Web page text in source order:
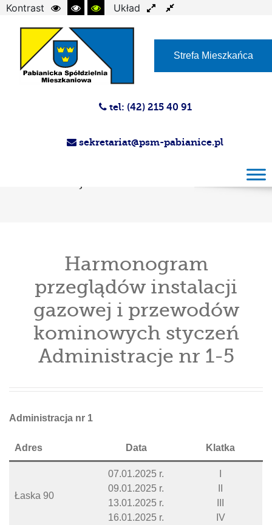
Kontrast
Układ
Strefa Mieszkańca
tel: (42) 215 40 91
sekretariat@psm-pabianice.pl
gazowej i przewodów kominowych styczeń
Harmonogram
przeglądów instalacji
gazowej i przewodów
kominowych styczeń
Administracje nr 1-5
Administracja nr 1
Adres Data Klatka
Łaska 90
07.01.2025 r.
09.01.2025 r.
13.01.2025 r.
16.01.2025 r.
IV